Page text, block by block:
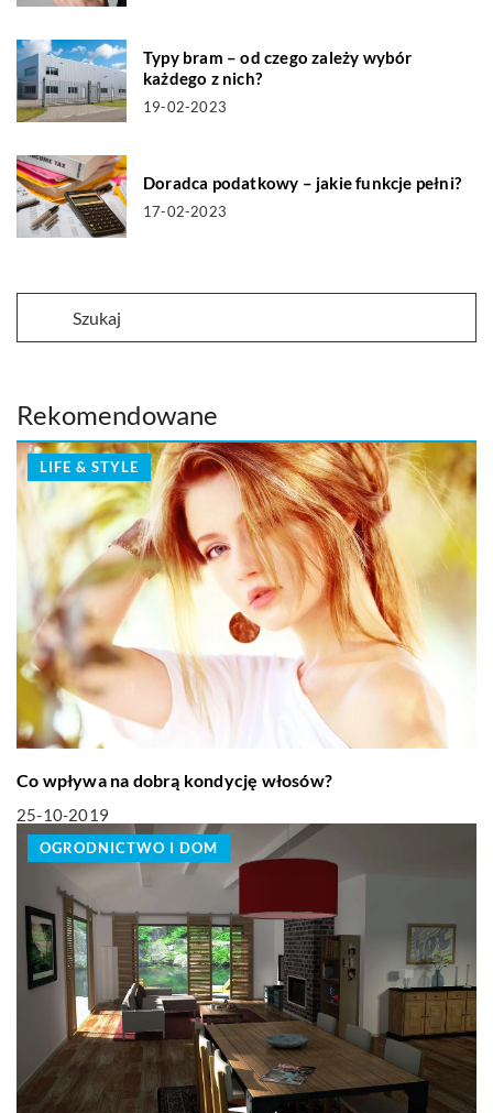
Typy bram – od czego zależy wybór
każdego z nich?
19-02-2023
Doradca podatkowy – jakie funkcje pełni?
17-02-2023
Rekomendowane
LIFE & STYLE
Co wpływa na dobrą kondycję włosów?
25-10-2019
OGRODNICTWO I DOM